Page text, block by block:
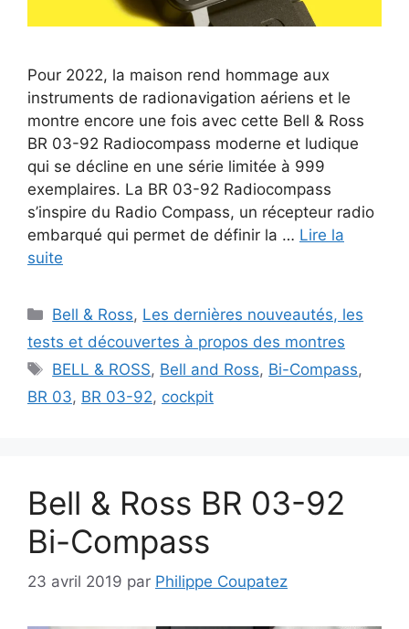
Pour 2022, la maison rend hommage aux
instruments de radionavigation aériens et le
montre encore une fois avec cette Bell & Ross
BR 03-92 Radiocompass moderne et ludique
qui se décline en une série limitée à 999
exemplaires. La BR 03-92 Radiocompass
s’inspire du Radio Compass, un récepteur radio
embarqué qui permet de définir la … Lire la
suite
Catégories
Bell & Ross, Les dernières nouveautés, les
tests et découvertes à propos des montres
Étiquettes
BELL & ROSS, Bell and Ross, Bi-Compass,
BR 03, BR 03-92, cockpit
Bell & Ross BR 03-92
Bi-Compass
23 avril 2019 par Philippe Coupatez